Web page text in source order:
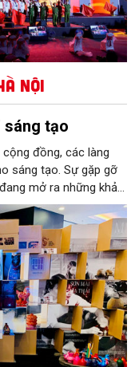
Nội
sáng tạo
đồng, các làng
sáng tạo. Sự gặp gỡ
mở ra những khả
đại trên nền tảng di
hứng ấy, Hà Nội đang
thủ công, biến vốn cổ